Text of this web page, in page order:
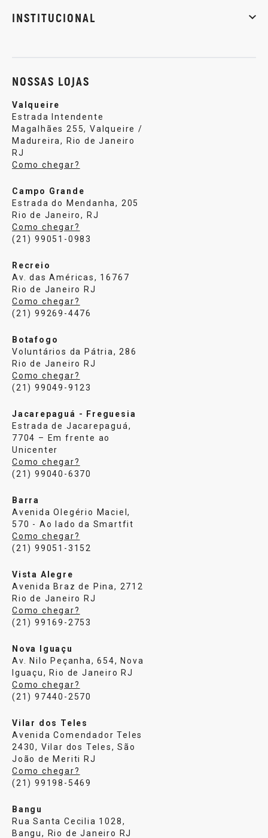
INSTITUCIONAL
NOSSAS LOJAS
Valqueire
Estrada Intendente
Magalhães 255, Valqueire /
Madureira, Rio de Janeiro
RJ
Como chegar?
Campo Grande
Estrada do Mendanha, 205
Rio de Janeiro, RJ
Como chegar?
(21) 99051-0983
Recreio
Av. das Américas, 16767
Rio de Janeiro RJ
Como chegar?
(21) 99269-4476
Botafogo
Voluntários da Pátria, 286
Rio de Janeiro RJ
Como chegar?
(21) 99049-9123
Jacarepaguá - Freguesia
Estrada de Jacarepaguá,
7704 – Em frente ao
Unicenter
Como chegar?
(21) 99040-6370
Barra
Avenida Olegério Maciel,
570 - Ao lado da Smartfit
Como chegar?
(21) 99051-3152
Vista Alegre
Avenida Braz de Pina, 2712
Rio de Janeiro RJ
Como chegar?
(21) 99169-2753
Nova Iguaçu
Av. Nilo Peçanha, 654, Nova
Iguaçu, Rio de Janeiro RJ
Como chegar?
(21) 97440-2570
Vilar dos Teles
Avenida Comendador Teles
2430, Vilar dos Teles, São
João de Meriti RJ
Como chegar?
(21) 99198-5469
Bangu
Rua Santa Cecilia 1028,
Bangu, Rio de Janeiro RJ